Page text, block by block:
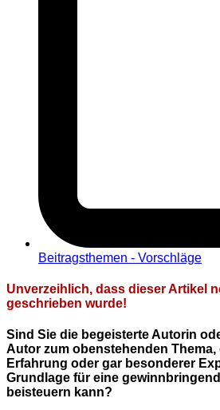
Beitragsthemen - Vorschläge
Unverzeihlich, dass dieser Artikel
geschrieben wurde!
Sind Sie die begeisterte Autorin
Autor zum obenstehenden Thema,
Erfahrung oder gar besonderer
Grundlage für eine
beisteuern kann?